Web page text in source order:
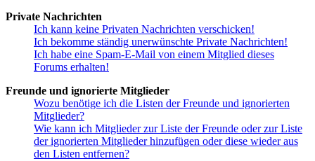
Private Nachrichten
Ich kann keine Privaten Nachrichten verschicken!
Ich bekomme ständig unerwünschte Private Nachrichten!
Ich habe eine Spam-E-Mail von einem Mitglied dieses
Forums erhalten!
Freunde und ignorierte Mitglieder
Wozu benötige ich die Listen der Freunde und ignorierten
Mitglieder?
Wie kann ich Mitglieder zur Liste der Freunde oder zur Liste
der ignorierten Mitglieder hinzufügen oder diese wieder aus
den Listen entfernen?